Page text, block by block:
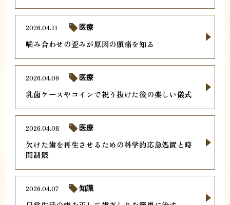
噛み合わせの歪みが原因の頭痛を知る
2026.04.11 医療
乳歯ケースやコインで祝う抜けた後の楽しい儀式
2026.04.09 医療
欠けた歯を再生させるための科学的応急処置と時
間制限
2026.04.08 医療
2026.04.07 知識